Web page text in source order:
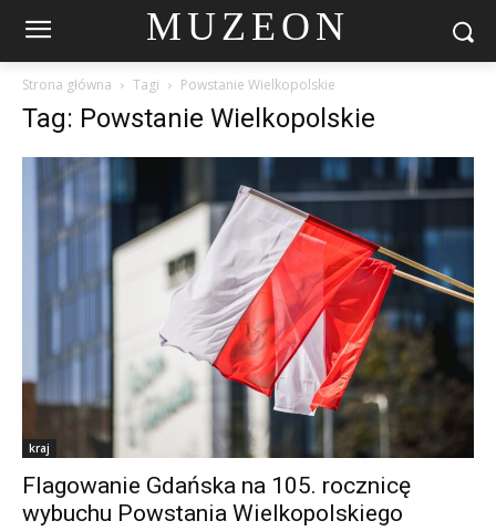
MUZEON
Strona główna Tagi Powstanie Wielkopolskie
Tag: Powstanie Wielkopolskie
kraj
Flagowanie Gdańska na 105. rocznicę
wybuchu Powstania Wielkopolskiego